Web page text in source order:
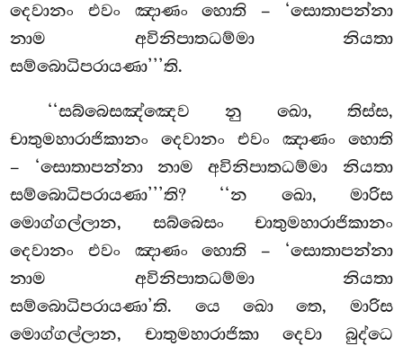
දෙවානං එවං ඤාණං හොති – ‘සොතාපන්නා
නාම අවිනිපාතධම්මා නියතා
සම්බොධිපරායණා’’’ති.
‘‘සබ්බෙසඤ්ඤෙව නු ඛො, තිස්ස,
චාතුමහාරාජිකානං දෙවානං එවං ඤාණං හොති
– ‘සොතාපන්නා නාම අවිනිපාතධම්මා නියතා
සම්බොධිපරායණා’’’ති? ‘‘න ඛො, මාරිස
මොග්ගල්ලාන, සබ්බෙසං චාතුමහාරාජිකානං
දෙවානං එවං ඤාණං හොති – ‘සොතාපන්නා
නාම අවිනිපාතධම්මා නියතා
සම්බොධිපරායණා’ති. යෙ ඛො තෙ, මාරිස
මොග්ගල්ලාන, චාතුමහාරාජිකා දෙවා බුද්ධෙ